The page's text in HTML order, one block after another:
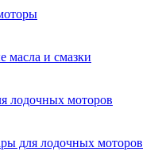
масла и смазки
лодочных моторов
для лодочных моторов